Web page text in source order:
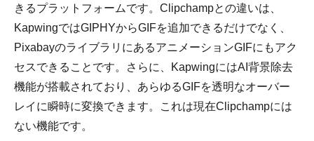
ステップ
2。
きるプラットフォームです。Clipchampとの違いは、
KapwingではGIPHYからGIFを追加できるだけでなく、
PixabayのライブラリにあるアニメーションGIFにもアク
セスできることです。さらに、KapwingにはAI背景除去
機能が搭載されており、あらゆるGIFを透明なオーバー
レイに瞬時に変換できます。これは現在Clipchampには
ない機能です。